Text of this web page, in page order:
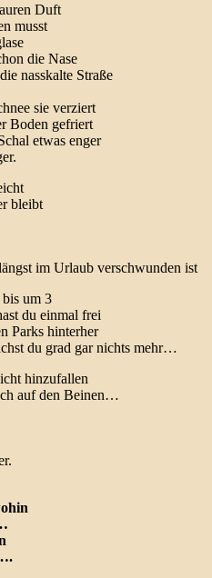
Duft
musst
die Nase
nasskalte Straße
sie verziert
Boden gefriert
etwas enger
bleibt
im Urlaub verschwunden ist
um 3
du einmal frei
Parks hinterher
du grad gar nichts mehr…
hinzufallen
auf den Beinen…